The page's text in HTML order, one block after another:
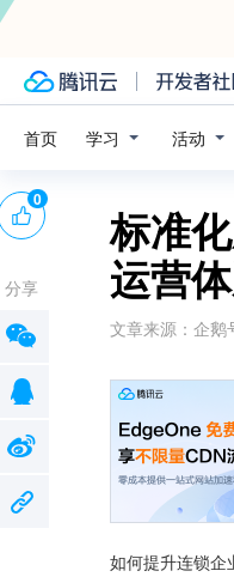
首页 学习 活动
标准
运营
文章来源： 企鹅
如何提升连锁企
0
分享